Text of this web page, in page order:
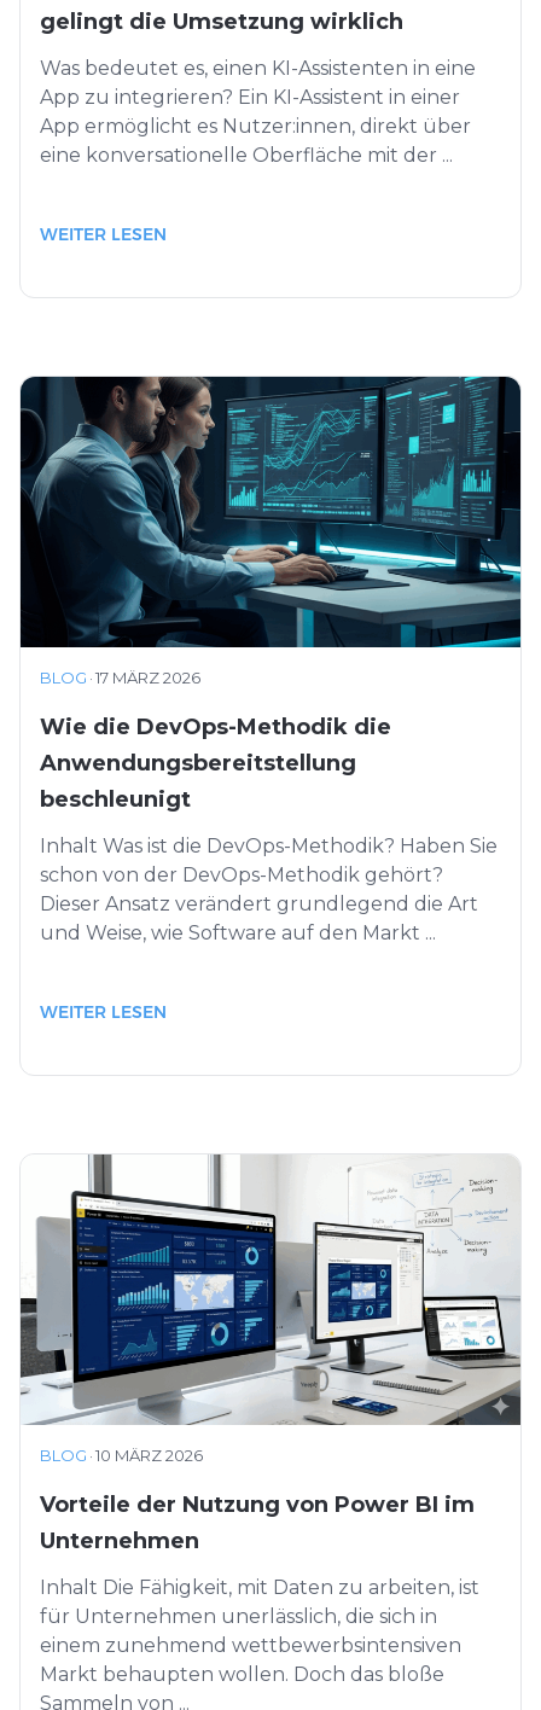
gelingt die Umsetzung wirklich
Was bedeutet es, einen KI-Assistenten in eine
App zu integrieren? Ein KI-Assistent in einer
App ermöglicht es Nutzer:innen, direkt über
eine konversationelle Oberfläche mit der ...
WEITER LESEN
BLOG ·17 MÄRZ 2026
Wie die DevOps-Methodik die
Anwendungsbereitstellung
beschleunigt
Inhalt Was ist die DevOps-Methodik? Haben Sie
schon von der DevOps-Methodik gehört?
Dieser Ansatz verändert grundlegend die Art
und Weise, wie Software auf den Markt ...
WEITER LESEN
BLOG ·10 MÄRZ 2026
Vorteile der Nutzung von Power BI im
Unternehmen
Inhalt Die Fähigkeit, mit Daten zu arbeiten, ist
für Unternehmen unerlässlich, die sich in
einem zunehmend wettbewerbsintensiven
Markt behaupten wollen. Doch das bloße
Sammeln von ...